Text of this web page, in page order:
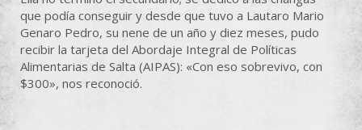
que podía conseguir y desde que tuvo a Lautaro Mario
Genaro Pedro, su nene de un año y diez meses, pudo
recibir la tarjeta del Abordaje Integral de Políticas
Alimentarias de Salta (AIPAS): «Con eso sobrevivo, con
$300», nos reconoció.